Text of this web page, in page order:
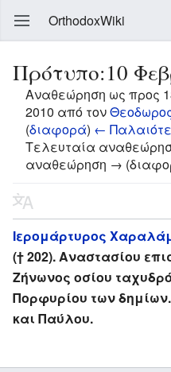
OrthodoxWiki
Πρότυπο:10
Αναθεώρηση ως προς
2010 από τον
(διαφορά) ←
Τελευταία
αναθεώρηση →
Ιερομάρτυρος
(† 202). Αναστασίου
Ζήνωνος οσίου
Πορφυρίου των
και Παύλου.